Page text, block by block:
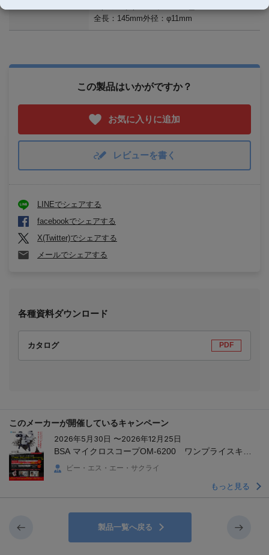
全長：145mm外径：φ11mm
この製品はいかがですか？
お気に入りに追加
レビューを書く
LINEでシェアする
facebookでシェアする
X(Twitter)でシェアする
メールでシェアする
各種資料ダウンロード
カタログ PDF
このメーカーが開催しているキャンペーン
2026年5月30日 〜2026年12月25日
BSA マイクロスコープOM-6200 ワンプライスキャ
ンペーン
ビー・エス・エー・サクライ
もっと見る
製品一覧へ戻る